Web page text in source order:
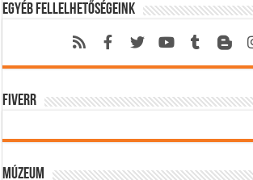
Egyéb fellelhetőségeink
Fiverr
Múzeum